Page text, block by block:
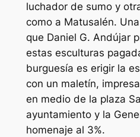
luchador de sumo y
como a Matusalén.
que Daniel G. Andújar
estas esculturas
burguesía es erigir la
con un maletín,
en medio de la plaza
ayuntamiento y la
homenaje al 3%.